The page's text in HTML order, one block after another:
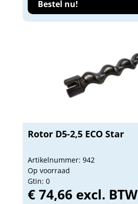
Bestel nu!
Rotor D5-2,5 ECO Star
Artikelnummer: 942
Op voorraad
Gtin: 0
€ 74,66 excl. BTW